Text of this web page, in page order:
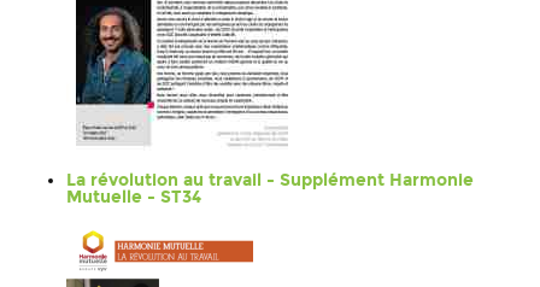
La révolution au travail - Supplément Harmonie
Mutuelle - ST34